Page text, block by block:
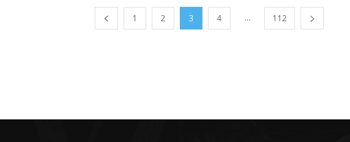
1 2 3 4 ... 112